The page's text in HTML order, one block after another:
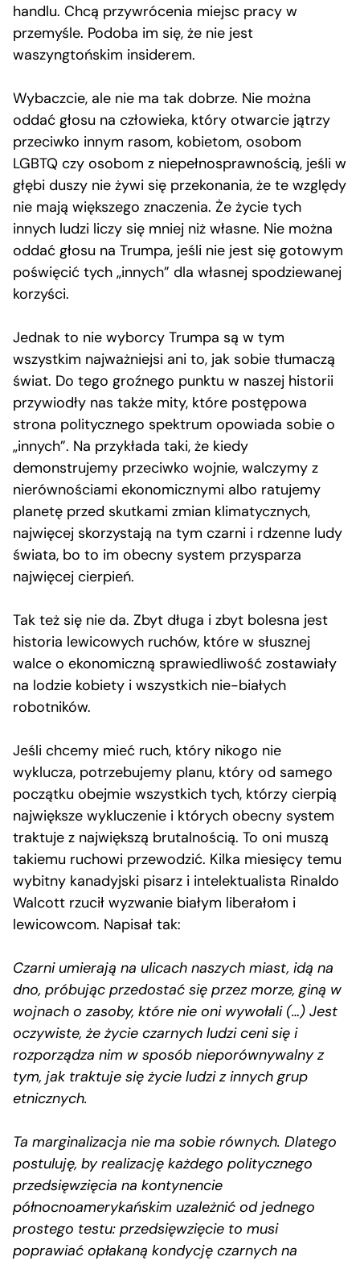
handlu. Chcą przywrócenia miejsc pracy w
przemyśle. Podoba im się, że nie jest
waszyngtońskim insiderem.
Wybaczcie, ale nie ma tak dobrze. Nie można
oddać głosu na człowieka, który otwarcie jątrzy
przeciwko innym rasom, kobietom, osobom
LGBTQ czy osobom z niepełnosprawnością, jeśli w
głębi duszy nie żywi się przekonania, że te względy
nie mają większego znaczenia. Że życie tych
innych ludzi liczy się mniej niż własne. Nie można
oddać głosu na Trumpa, jeśli nie jest się gotowym
poświęcić tych „innych” dla własnej spodziewanej
korzyści.
Jednak to nie wyborcy Trumpa są w tym
wszystkim najważniejsi ani to, jak sobie tłumaczą
świat. Do tego groźnego punktu w naszej historii
przywiodły nas także mity, które postępowa
strona politycznego spektrum opowiada sobie o
„innych”. Na przykłada taki, że kiedy
demonstrujemy przeciwko wojnie, walczymy z
nierównościami ekonomicznymi albo ratujemy
planetę przed skutkami zmian klimatycznych,
najwięcej skorzystają na tym czarni i rdzenne ludy
świata, bo to im obecny system przysparza
najwięcej cierpień.
Tak też się nie da. Zbyt długa i zbyt bolesna jest
historia lewicowych ruchów, które w słusznej
walce o ekonomiczną sprawiedliwość zostawiały
na lodzie kobiety i wszystkich nie-białych
robotników.
Jeśli chcemy mieć ruch, który nikogo nie
wyklucza, potrzebujemy planu, który od samego
początku obejmie wszystkich tych, którzy cierpią
największe wykluczenie i których obecny system
traktuje z największą brutalnością. To oni muszą
takiemu ruchowi przewodzić. Kilka miesięcy temu
wybitny kanadyjski pisarz i intelektualista Rinaldo
Walcott rzucił wyzwanie białym liberałom i
lewicowcom. Napisał tak:
Czarni umierają na ulicach naszych miast, idą na
dno, próbując przedostać się przez morze, giną w
wojnach o zasoby, które nie oni wywołali (…) Jest
oczywiste, że życie czarnych ludzi ceni się i
rozporządza nim w sposób nieporównywalny z
tym, jak traktuje się życie ludzi z innych grup
etnicznych.
Ta marginalizacja nie ma sobie równych. Dlatego
postuluję, by realizację każdego politycznego
przedsięwzięcia na kontynencie
północnoamerykańskim uzależnić od jednego
prostego testu: przedsięwzięcie to musi
poprawiać opłakaną kondycję czarnych na